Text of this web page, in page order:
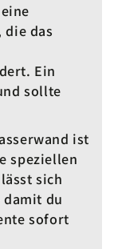
das
Ein
sollte
ist
speziellen
sich
du
sofort